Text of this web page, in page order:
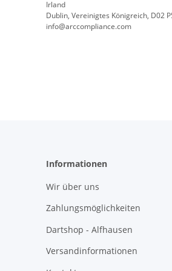
Irland
Dublin, Vereinigtes Königreich, D02
info@arccompliance.com
Informationen
Wir über uns
Zahlungsmöglichkeiten
Dartshop - Alfhausen
Versandinformationen